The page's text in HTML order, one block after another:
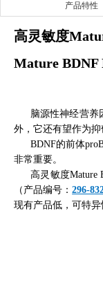
产品特性
高灵敏度
Mature BDNF
脑源性神经营养
外，它还有望作为抑
BDNF的前体
非常重要。
高灵敏度Mature
（产品编号：296-
现有产品低，可特异